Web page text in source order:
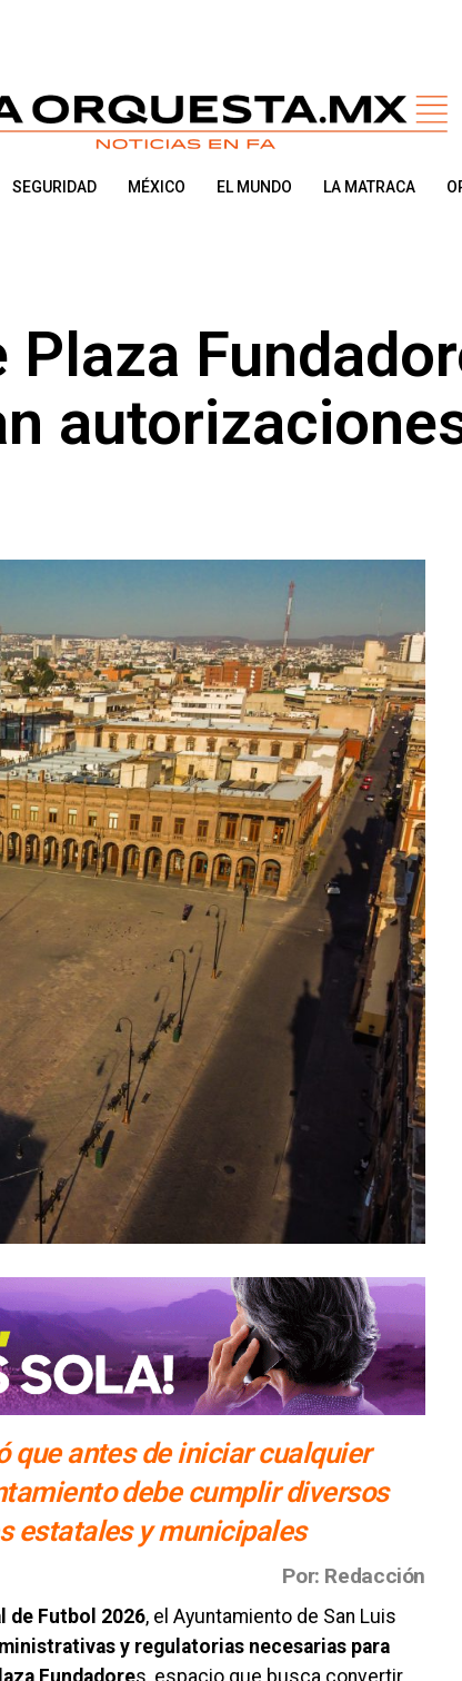
SEGURIDAD MÉXICO EL MUNDO LA MATRACA
que antes de iniciar cualquier
debe cumplir diversos
estatales y municipales
Por: Redacción
de Futbol 2026, el Ayuntamiento de San Luis
y regulatorias necesarias para
Fundadores, espacio que busca convertir